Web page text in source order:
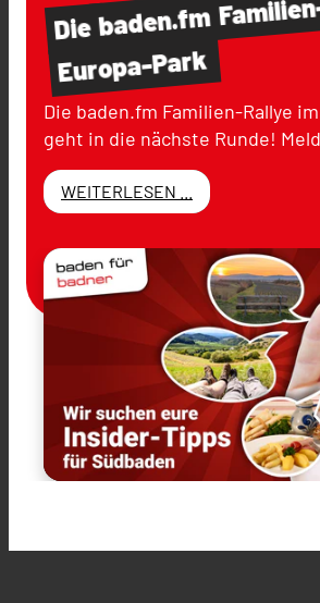
Diebaden.fm
Europa-Park
Die baden.fm Familien-Rallye
geht in die nächste Runde!
WEITERLESEN ...